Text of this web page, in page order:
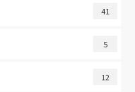
41
5
12